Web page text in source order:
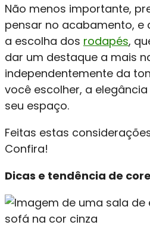
Não menos importante,
pensar no acabamento, e
a escolha dos rodapés,
dar um destaque a mais
independentemente da
você escolher, a
seu espaço.
Feitas estas
Confira!
Dicas e tendência de